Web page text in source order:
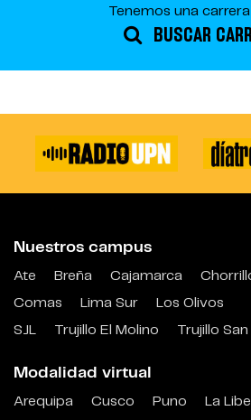
Tenemos una
BUSCAR
Nuestros campus
Ate Breña Cajamarca
Comas
Lima Sur
Los Olivos
SJL
Trujillo El Molino Trujillo
Modalidad virtual
Arequipa Cusco Puno
La